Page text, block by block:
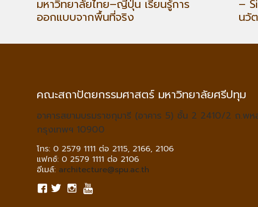
มหาวิทยาลัยไทย–ญี่ปุ่น เรียนรู้การ
ออกแบบจากพื้นที่จริง
–
นวั
คณะสถาปัตยกรรมศาสตร์ มหาวิทยาลัยศรีปทุม
อาคารสยามบรมราชกุมารี (อาคาร 5) ชั้น 2 2410/2 ถ.พห
กรุงเทพฯ 10900
โทร: 0 2579 1111 ต่อ 2115, 2166, 2106
แฟกซ์: 0 2579 1111 ต่อ 2106
อีเมล์: architecture@spu.ac.th